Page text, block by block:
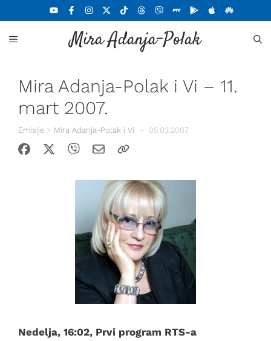
na
sadržaj
Mira Adanja-Polak
MENU
Mira Adanja-Polak i Vi – 11.
mart 2007.
Emisije > Mira Adanja-Polak i Vi – 05.03.2007
Nedelja, 16:02, Prvi program RTS-a